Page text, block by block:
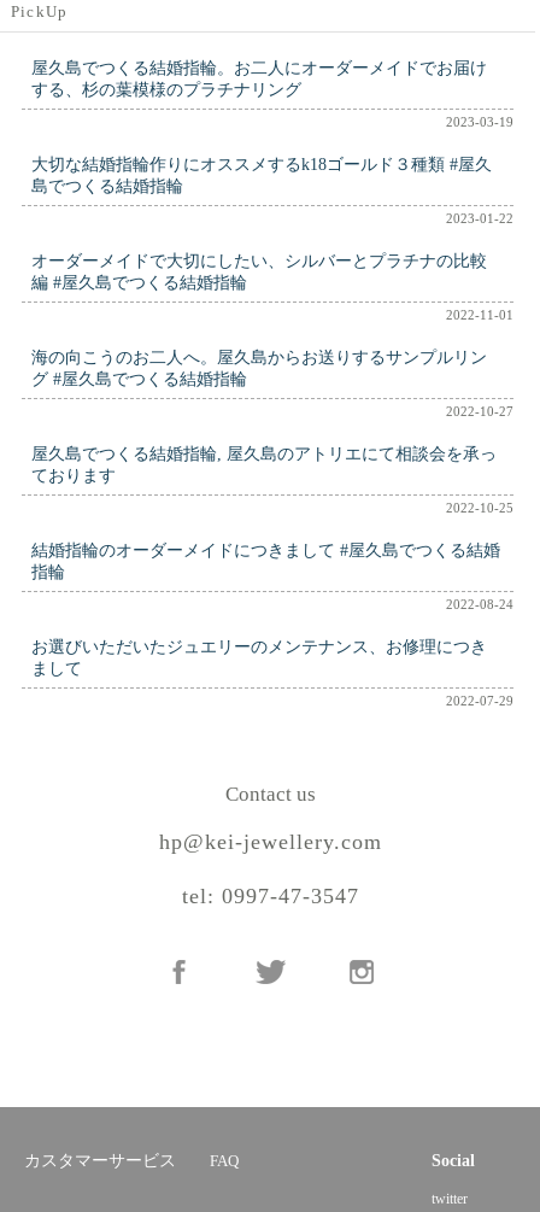
PickUp
屋久島でつくる結婚指輪。お二人にオーダーメイドでお届け
する、杉の葉模様のプラチナリング
2023-03-19
大切な結婚指輪作りにオススメするk18ゴールド３種類 #屋久
島でつくる結婚指輪
2023-01-22
オーダーメイドで大切にしたい、シルバーとプラチナの比較
編 #屋久島でつくる結婚指輪
2022-11-01
海の向こうのお二人へ。屋久島からお送りするサンプルリン
グ #屋久島でつくる結婚指輪
2022-10-27
屋久島でつくる結婚指輪, 屋久島のアトリエにて相談会を承っ
ております
2022-10-25
結婚指輪のオーダーメイドにつきまして #屋久島でつくる結婚
指輪
2022-08-24
お選びいただいたジュエリーのメンテナンス、お修理につき
まして
2022-07-29
Contact us
hp@kei-jewellery.com
tel: 0997-47-3547
カスタマーサービス FAQ Social
twitter